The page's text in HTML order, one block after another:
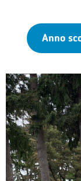
Anno